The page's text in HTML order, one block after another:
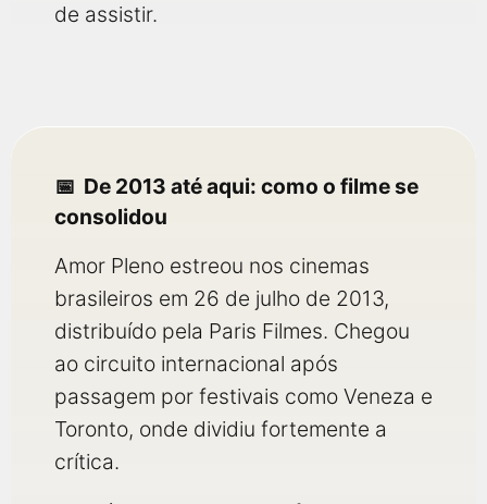
de assistir.
De 2013 até aqui: como o filme se
consolidou
Amor Pleno estreou nos cinemas
brasileiros em 26 de julho de 2013,
distribuído pela Paris Filmes. Chegou
ao circuito internacional após
passagem por festivais como Veneza e
Toronto, onde dividiu fortemente a
crítica.